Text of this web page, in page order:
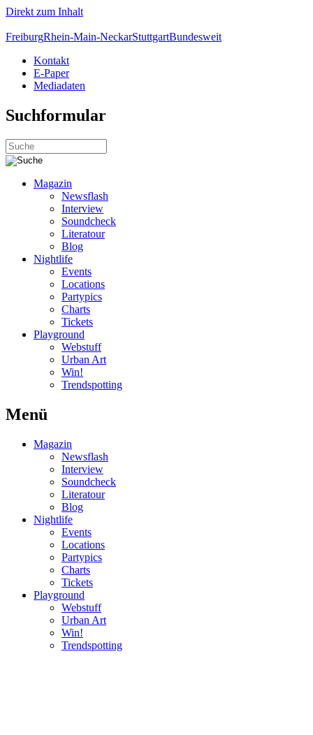
Direkt zum Inhalt
FreiburgRhein-Main-NeckarStuttgartBundesweit
Kontakt
E-Paper
Mediadaten
Suchformular
Magazin
Newsflash
Interview
Soundcheck
Literatour
Blog
Nightlife
Events
Locations
Partypics
Charts
Tickets
Playground
Webstuff
Urban Art
Win!
Trendspotting
Menü
Magazin
Newsflash
Interview
Soundcheck
Literatour
Blog
Nightlife
Events
Locations
Partypics
Charts
Tickets
Playground
Webstuff
Urban Art
Win!
Trendspotting